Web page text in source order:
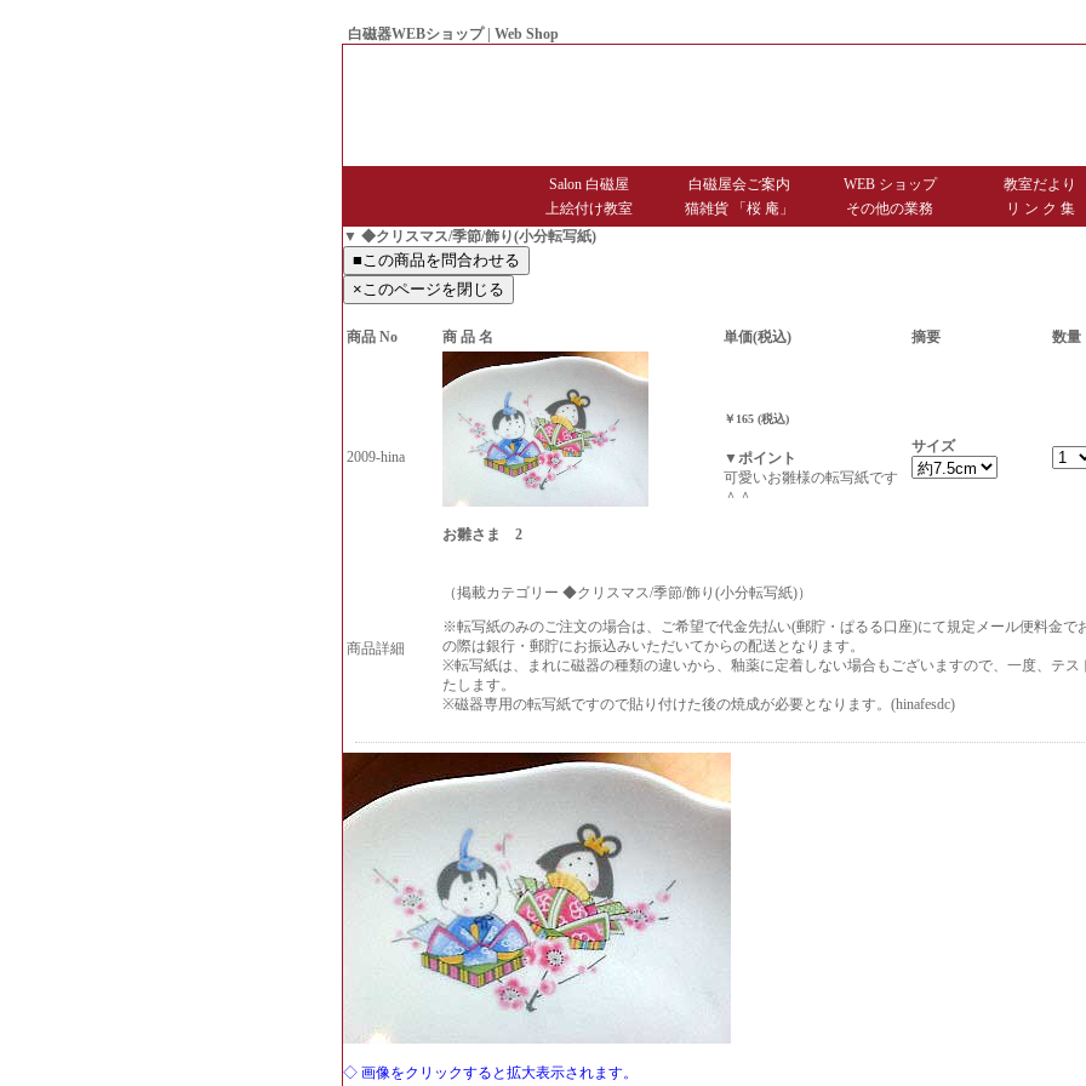
白磁器WEBショップ | Web Shop
Salon 白磁屋 白磁屋会ご案内 WEB ショップ
教室だより
上絵付け教室
猫雑貨 「桜 庵」 その他の業務
リ ン ク 集
▼ ◆クリスマス/季節/飾り(小分転写紙)
商品 No 商 品 名 単価(税込) 摘要 数量
2009-hina
お雛さま 2
￥165 (税込)
▼ポイント
可愛いお雛様の転写紙です
＾＾
サイズ
商品詳細
（掲載カテゴリー ◆クリスマス/季節/飾り(小分転写紙)）
※転写紙のみのご注文の場合は、ご希望で代金先払い(郵貯・ぱるる口座)にて規定メール便料金で
の際は銀行・郵貯にお振込みいただいてからの配送となります。
※転写紙は、まれに磁器の種類の違いから、釉薬に定着しない場合もございますので、一度、テス
たします。
※磁器専用の転写紙ですので貼り付けた後の焼成が必要となります。(hinafesdc)
◇ 画像をクリックすると拡大表示されます。